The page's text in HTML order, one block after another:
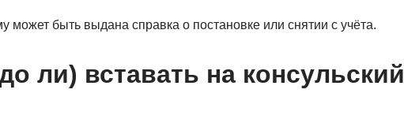
может быть выдана справка о постановке или снятии с учёта.
ли) вставать на консульский